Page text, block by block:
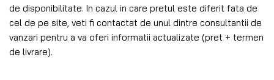
de disponibilitate. In cazul in care pretul este diferit fata de
cel de pe site, veti fi contactat de unul dintre consultantii de
vanzari pentru a va oferi informatii actualizate (pret + termen
de livrare).